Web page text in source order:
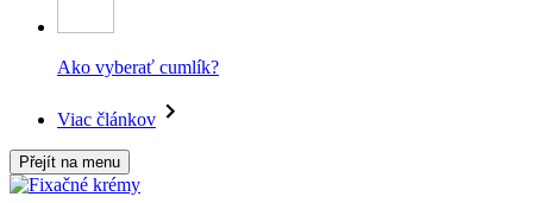
Ako vyberať cumlík?
Viac článkov
Přejít na menu